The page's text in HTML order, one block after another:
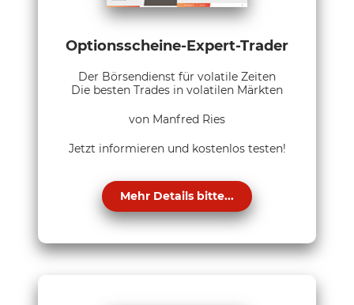
Optionsscheine-Expert-Trader
Der Börsendienst für volatile Zeiten
Die besten Trades in volatilen Märkten
von Manfred Ries
Jetzt informieren und kostenlos testen!
Mehr Details bitte...